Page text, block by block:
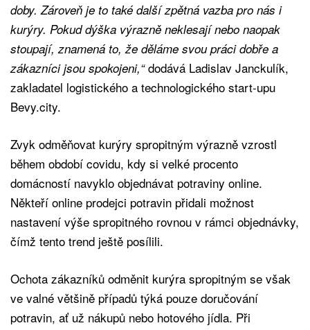
doby. Zároveň je to také další zpětná vazba pro nás i
kurýry. Pokud dýška výrazně neklesají nebo naopak
stoupají, znamená to, že děláme svou práci dobře a
zákazníci jsou spokojeni,“dodává Ladislav Janckulík,
zakladatel logistického a technologického start-upu
Bevy.city.
Zvyk odměňovat kurýry spropitným výrazně vzrostl
během období covidu, kdy si velké procento
domácností navyklo objednávat potraviny online.
Někteří online prodejci potravin přidali možnost
nastavení výše spropitného rovnou v rámci objednávky,
čímž tento trend ještě posílili.
Ochota zákazníků odměnit kurýra spropitným se však
ve valné většině případů týká pouze doručování
potravin, ať už nákupů nebo hotového jídla. Při